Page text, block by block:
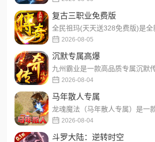
复古三职业免费版
2026-08-05
沉默专属高爆
2026-08-04
马年散人专属
2026-08-04
斗罗大陆：逆转时空